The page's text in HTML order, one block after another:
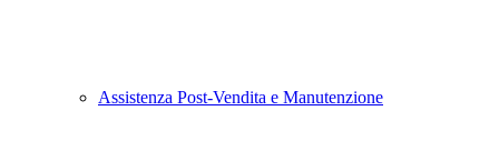
Assistenza Post-Vendita e Manutenzione